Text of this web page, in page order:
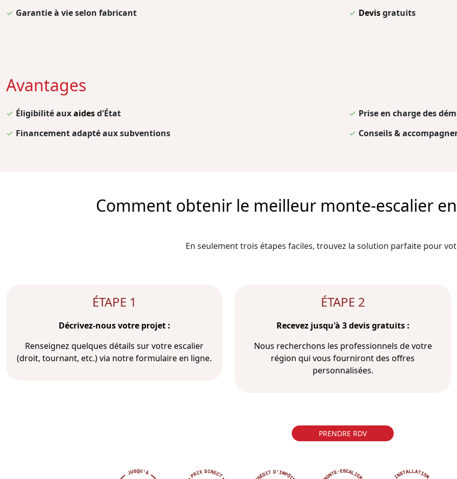
✓ Garantie à vie selon fabricant
✓ Devisgratuits
Avantages
✓ Éligibilité auxaidesd'État
✓ Financement adapté aux subventions
✓ Prise en charge des
✓ Conseils &
Comment obtenir le meilleur monte-escalier
En seulement trois étapes faciles, trouvez la solution parfaite pour
ÉTAPE 1
Décrivez-nous votre projet :
Renseignez quelques détails sur votre escalier
(droit, tournant, etc.) via notre formulaire en ligne.
ÉTAPE 2
Recevez jusqu'à 3 devis gratuits :
Nous recherchons les professionnels de votre
région qui vous fourniront des offres
personnalisées.
PRENDRE RDV